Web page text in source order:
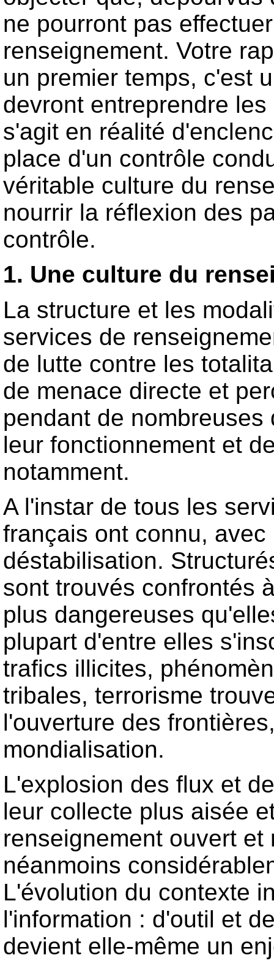
ne pourront pas
renseignement. Votre
un premier temps, c'est
devront entreprendre
s'agit en réalité
place d'un contrôle
véritable culture du
nourrir la réflexion des
contrôle.
1. Une culture du
La structure et les
services de
de lutte contre les
de menace directe et
pendant de
leur fonctionnement et
notamment.
A l'instar de tous les
français ont connu,
déstabilisation.
sont trouvés confrontés
plus dangereuses
plupart d'entre elles
trafics illicites,
tribales, terrorisme
l'ouverture des
mondialisation.
L'explosion des flux et
leur collecte plus aisée
renseignement ouvert
néanmoins
L'évolution du contexte
l'information : d'outil et
devient elle-même un